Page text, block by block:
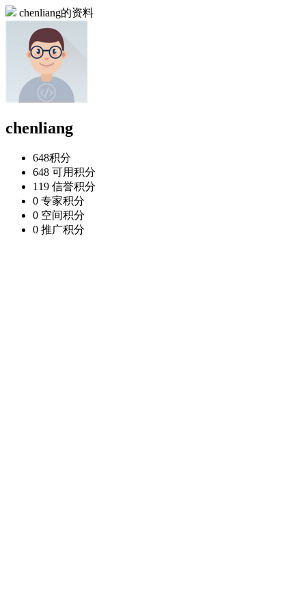
chenliang的资料
chenliang
648积分
648 可用积分
119 信誉积分
0 专家积分
0 空间积分
0 推广积分